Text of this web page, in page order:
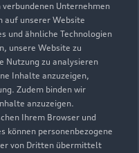
Unternehmen
auf unserer Website
und ähnliche Technologien
unsere Website zu
Nutzung zu analysieren
Inhalte anzuzeigen,
Zudem binden wir
anzuzeigen.
Ihrem Browser und
können personenbezogene
von Dritten übermittelt